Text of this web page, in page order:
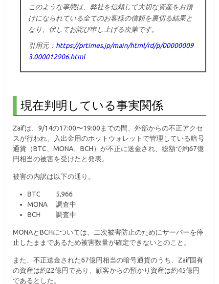
このような事態は、弊社を信頼して大切な資産をお預
けになられている全てのお客様の信頼を裏切る結果と
なり、伏してお詫び申し上げる次第です。
引用元： https://prtimes.jp/main/html/rd/p/00000009
3.000012906.html
現在判明している事実関係
Zaifは、9/14の17:00〜19:00までの間、外部からの不正アクセ
スが行われ、入出金用のホットウォレットで管理している暗号
通貨（BTC、MONA、BCH）が不正に送金され、総額で約67億
円相当の被害を受けたと発表。
被害の内訳は以下の通り。
BTC 5,966
MONA 調査中
BCH 調査中
MONAとBCHについては、二次被害防止のためにサーバーを停
止したままであるため被害数量が確定できないとのこと。
また、不正送金された67億円相当の暗号通貨のうち、Zaif固有
の資産は約22億円であり、顧客からの預かり資産は約45億円
であるとした。